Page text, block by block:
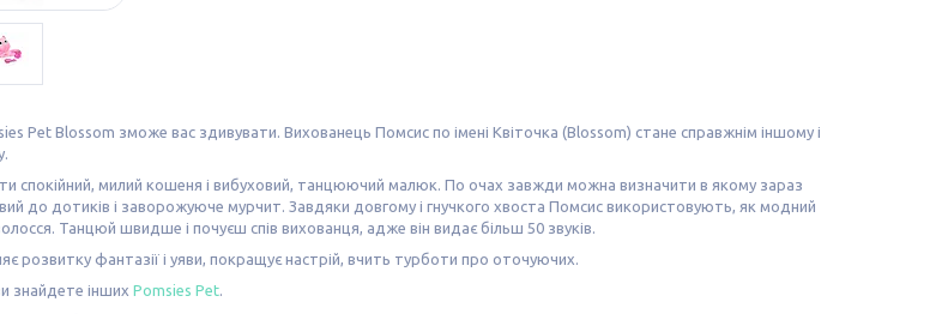
Pet Blossom зможе вас здивувати. Вихованець Помсис по імені Квіточка (Blossom) стане справжнім іншому і
спокійний, милий кошеня і вибуховий, танцюючий малюк. По очах завжди можна визначити в якому зараз
до дотиків і заворожуюче мурчит. Завдяки довгому і гнучкого хвоста Помсис використовують, як модний
Танцюй швидше і почуєш спів вихованця, адже він видає більш 50 звуків.
розвитку фантазії і уяви, покращує настрій, вчить турботи про оточуючих.
знайдете інших Pomsies Pet.